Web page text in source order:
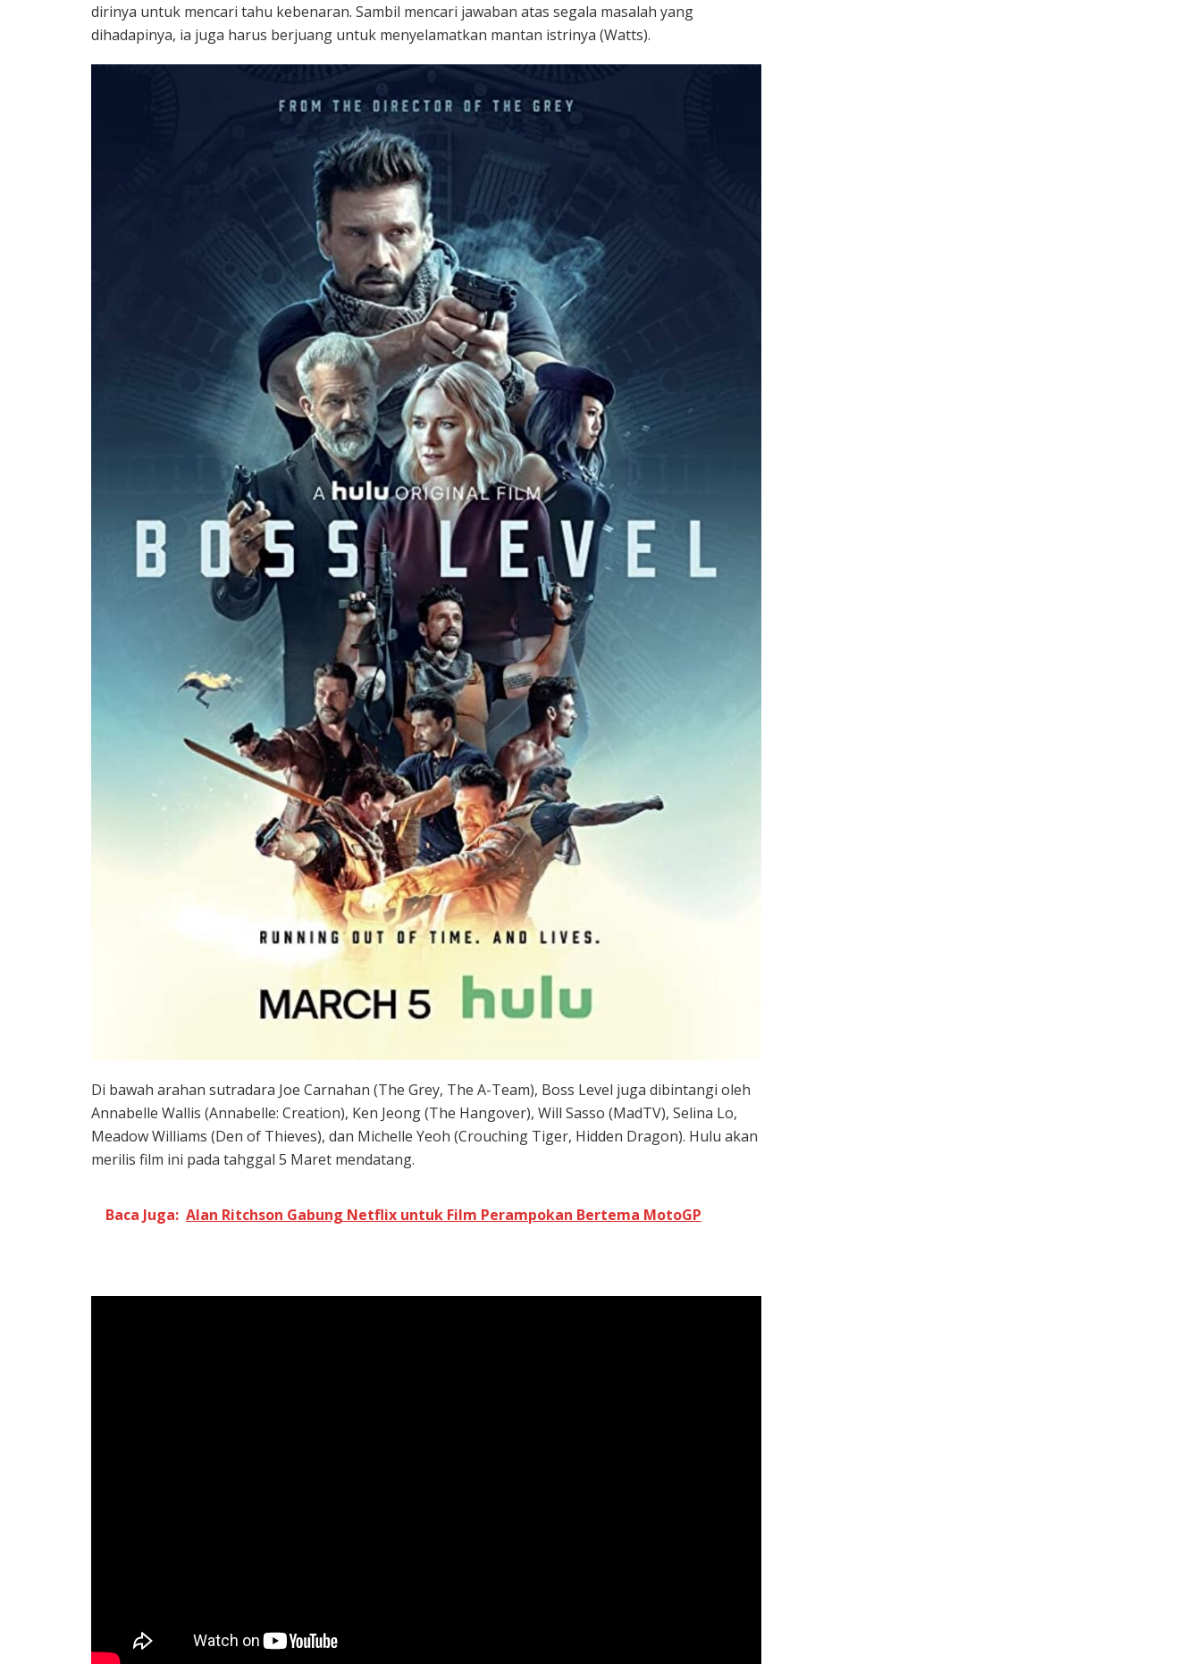
dirinya untuk mencari tahu kebenaran. Sambil mencari jawaban atas segala masalah yang
dihadapinya, ia juga harus berjuang untuk menyelamatkan mantan istrinya (Watts).
Di bawah arahan sutradara Joe Carnahan (The Grey, The A-Team), Boss Level juga dibintangi oleh
Annabelle Wallis (Annabelle: Creation), Ken Jeong (The Hangover), Will Sasso (MadTV), Selina Lo,
Meadow Williams (Den of Thieves), dan Michelle Yeoh (Crouching Tiger, Hidden Dragon). Hulu akan
merilis film ini pada tahggal 5 Maret mendatang.
Baca Juga: Alan Ritchson Gabung Netflix untuk Film Perampokan Bertema MotoGP